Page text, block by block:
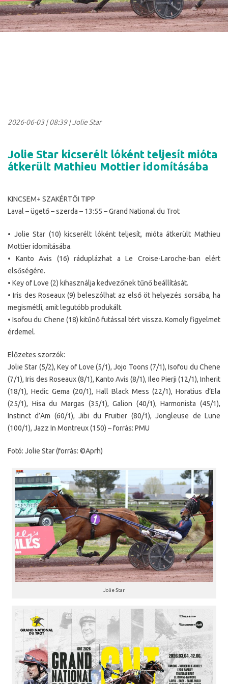
2026-06-03|08:39| Jolie Star
Jolie Star kicserélt lóként teljesít mióta
átkerült Mathieu Mottier idomításába
KINCSEM+ SZAKÉRTŐI TIPP
Laval – ügető – szerda – 13:55 – Grand National du Trot
• Jolie Star (10) kicserélt lóként teljesít, mióta átkerült Mathieu
Mottier idomításába.
• Kanto Avis (16) ráduplázhat a Le Croise-Laroche-ban elért
elsőségére.
• Key of Love (2) kihasználja kedvezőnek tűnő beállítását.
• Iris des Roseaux (9) beleszólhat az első öt helyezés sorsába, ha
megismétli, amit legutóbb produkált.
• Isofou du Chene (18) kitűnő futással tért vissza. Komoly figyelmet
érdemel.
Előzetes szorzók:
Jolie Star (5/2), Key of Love (5/1), Jojo Toons (7/1), Isofou du Chene
(7/1), Iris des Roseaux (8/1), Kanto Avis (8/1), Ileo Pierji (12/1), Inherit
(18/1), Hedic Gema (20/1), Hall Black Mess (22/1), Horatius d’Ela
(25/1), Hisa du Margas (35/1), Galion (40/1), Harmonista (45/1),
Instinct d’Am (60/1), Jibi du Fruitier (80/1), Jongleuse de Lune
(100/1), Jazz In Montreux (150) – forrás: PMU
Fotó: Jolie Star (forrás: ©Aprh)
Jolie Star